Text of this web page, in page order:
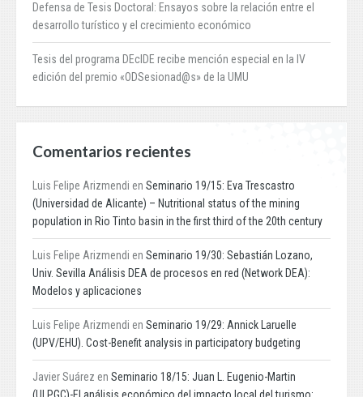
Defensa de Tesis Doctoral: Ensayos sobre la relación entre el
desarrollo turístico y el crecimiento económico
Tesis del programa DEcIDE recibe mención especial en la IV
edición del premio «ODSesionad@s» de la UMU
Comentarios recientes
Luis Felipe Arizmendi en Seminario 19/15: Eva Trescastro
(Universidad de Alicante) – Nutritional status of the mining
population in Rio Tinto basin in the first third of the 20th century
Luis Felipe Arizmendi en Seminario 19/30: Sebastián Lozano,
Univ. Sevilla Análisis DEA de procesos en red (Network DEA):
Modelos y aplicaciones
Luis Felipe Arizmendi en Seminario 19/29: Annick Laruelle
(UPV/EHU). Cost-Benefit analysis in participatory budgeting
Javier Suárez en Seminario 18/15: Juan L. Eugenio-Martin